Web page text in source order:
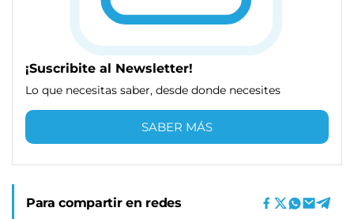
¡Suscribite al Newsletter!
Lo que necesitas saber, desde donde necesites
SABER MÁS
Para compartir en redes